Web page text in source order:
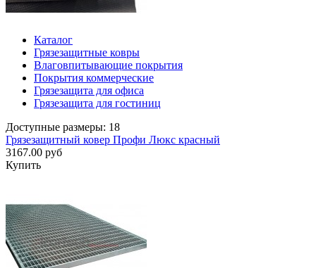
Каталог
Грязезащитные ковры
Влаговпитывающие покрытия
Покрытия коммерческие
Грязезащита для офиса
Грязезащита для гостиниц
Доступные размеры: 18
Грязезащитный ковер Профи Люкс красный
3167.00 руб
Купить